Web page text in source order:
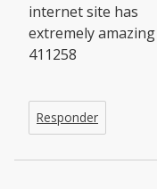
internet site has
extremely
411258
Responder